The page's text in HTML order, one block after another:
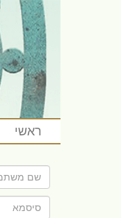
ראשי